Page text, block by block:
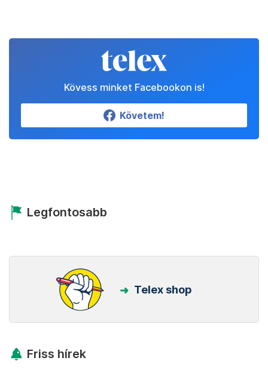
Kövess minket Facebookon is!
Követem!
Legfontosabb
Telex shop
Friss hírek